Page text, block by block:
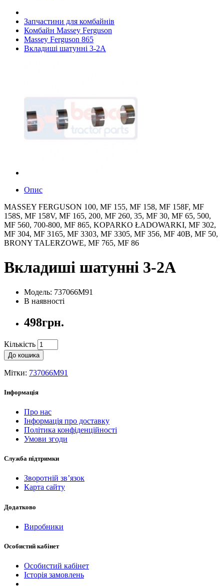
Запчастини для комбайнів
Комбайн Massey Ferguson
Massey Ferguson 865
Вкладиші шатунні 3-2A
Опис
MASSEY FERGUSON 100, MF 155, MF 158, MF 158F, MF
158S, MF 158V, MF 165, 200, MF 260, 35, MF 30, MF 65, 500,
MF 560, 700-800, MF 865, KOPARKO ŁADOWARKI, MF 302,
MF 304, MF 3165, MF 3303, MF 3305, MF 356, MF 40B, MF 50,
BRONY TALERZOWE, MF 765, MF 86
Вкладиші шатунні 3-2A
Модель: 737066M91
В наявності
498грн.
Кількість
До кошика
Мітки: 737066M91
Інформація
Про нас
Інформація про доставку
Політика конфіденційності
Умови згоди
Служба підтримки
Зворотній зв’язок
Карта сайту
Додатково
Виробники
Особистий кабінет
Особистий кабінет
Історія замовлень